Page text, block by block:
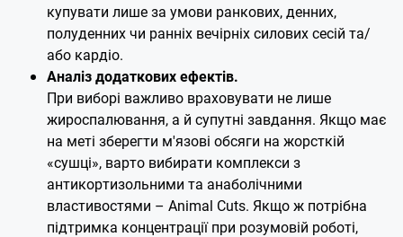
купувати лише за умови ранкових, денних,
полуденних чи ранніх вечірніх силових сесій та/
або кардіо.
Аналіз додаткових ефектів.
При виборі важливо враховувати не лише
жироспалювання, а й супутні завдання. Якщо має
на меті зберегти м'язові обсяги на жорсткій
«сушці», варто вибирати комплекси з
антикортизольними та анаболічними
властивостями – Animal Cuts. Якщо ж потрібна
підтримка концентрації при розумовій роботі,